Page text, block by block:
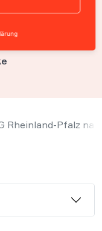
von
Rheinland-Pfalz